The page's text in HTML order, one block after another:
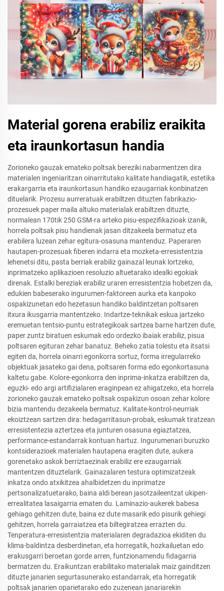
Material gorena erabiliz eraikita
eta iraunkortasun handia
Zorioneko gauzak emateko poltsak bereziki nabarmentzen dira
materialen ingeniaritzan oinarritutako kalitate handiagatik, estetika
erakargarria eta iraunkortasun handiko ezaugarriak konbinatzen
dituelarik. Prozesu aurreratuak erabiltzen dituzten fabrikazio-
prozesuek paper maila altuko materialak erabiltzen dituzte,
normalean 170tik 250 GSM-ra arteko pisu-espezifikazioak izanik,
horrela poltsak pisu handienak jasan ditzakeela bermatuz eta
erabilera luzean zehar egitura-osasuna mantenduz. Paperaren
hautapen-prozesuak fiberen indarra eta mozketa-erresistentzia
lehenetsi ditu, pasta berriak erabiliz gainazal leunak lortzeko,
inprimatzeko aplikazioen resoluzio altuetarako idealki egokiak
direnak. Estalki bereziak erabiliz uraren erresistentzia hobetzen da,
edukien babeserako ingurumen-faktoreen aurka eta kanpoko
ospakizunetan edo hezetasun handiko baldintzetan poltsaren
itxura ikusgarria mantentzeko. Indartze-teknikak eskua jartzeko
eremuetan tentsio-puntu estrategikoak sartzea barne hartzen dute,
paper zuntz biratuen eskumak edo ordezko ibaiak erabiliz, pisua
poltsaren egituran zehar banatuz. Beheko zatia tolestu eta itsatsi
egiten da, horrela oinarri egonkorra sortuz, forma irregularreko
objektuak jasateko gai dena, poltsaren forma edo egonkortasuna
kaltetu gabe. Kolore-egonkorra den inprima-inkatza erabiltzen da,
eguzki- edo argi artifizialaren eraginpean ez ahigatzeko, eta horrela
zorioneko gauzak emateko poltsak ospakizun osoan zehar kolore
bizia mantendu dezakeela bermatuz. Kalitate-kontrol-neurriak
ekoiztzean sartzen dira: hedagarritasun-probak, eskumak tiratzean
erresistentezia aztertzea eta junturen osasuna egiaztatzea,
performance-estandarrak kontuan hartuz. Ingurumenari buruzko
kontsiderazioek materialen hautapena eragiten dute, aukera
gorenetako askok berriztaezinak erabiliz ere ezaugarriak
mantentzen dituztelarik. Gainazalaren testura optimizatzeak
inkatza ondo atxikitzea ahalbidetzen du inprimatze
pertsonalizatuetarako, baina aldi berean jasotzaileentzat ukipen-
errealitatea lasaigarria ematen du. Laminazio-aukerek babesa
gehiago gehitzen dute, baina ez dute masarik edo pisurik gehiegi
gehitzen, horrela garraiatzea eta biltegiratzea errazten du.
Tenperatura-erresistentzia materialaren degradazioa ekiditen du
klima-baldintza desberdinetan, eta horregatik, hozkailuetan edo
erakusgarri beroetan gorde arren, funtzionamendu fidagarria
bermatzen du. Eraikuntzan erabilitako materialak maiz gainditzen
dituzte janarien segurtasunerako estandarrak, eta horregatik
poltsak janarien oparietarako edo zuzenean janariarekin